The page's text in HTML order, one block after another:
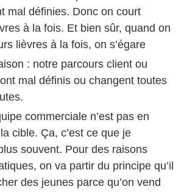
mal définies. Donc on court
à la fois. Et bien sûr, quand on
lièvres à la fois, on s’égare
: notre parcours client ou
mal définis ou changent toutes
commerciale n’est pas en
cible. Ça, c’est ce que je
souvent. Pour des raisons
on va partir du principe qu’il
des jeunes parce qu’on vend